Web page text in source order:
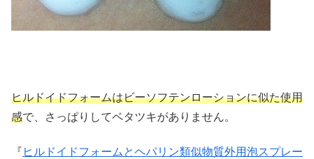
ヒルドイドフォームはビーソフテンローションに似た使用
感で、さっぱりしてベタツキがありません。
『 ヒルドイドフォームとヘパリン類似物質外用泡スプレー